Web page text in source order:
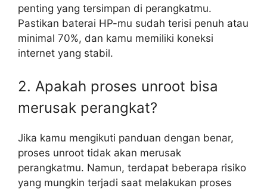
penting yang tersimpan di perangkatmu.
Pastikan baterai HP-mu sudah terisi penuh atau
minimal 70%, dan kamu memiliki koneksi
internet yang stabil.
2. Apakah proses unroot bisa
merusak perangkat?
Jika kamu mengikuti panduan dengan benar,
proses unroot tidak akan merusak
perangkatmu. Namun, terdapat beberapa risiko
yang mungkin terjadi saat melakukan proses